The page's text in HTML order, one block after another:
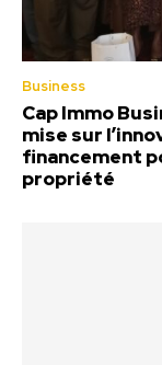
Business
Cap Immo
mise sur
financement
propriété